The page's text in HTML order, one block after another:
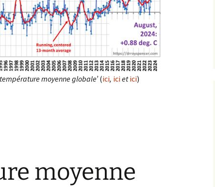
moyenne globale’(ici, icietici)
moyenne globale’ et Etendue de la glace arctique :
moyenne